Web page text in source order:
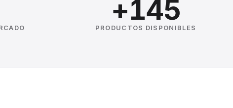
+145
PRODUCTOS DISPONIBLES